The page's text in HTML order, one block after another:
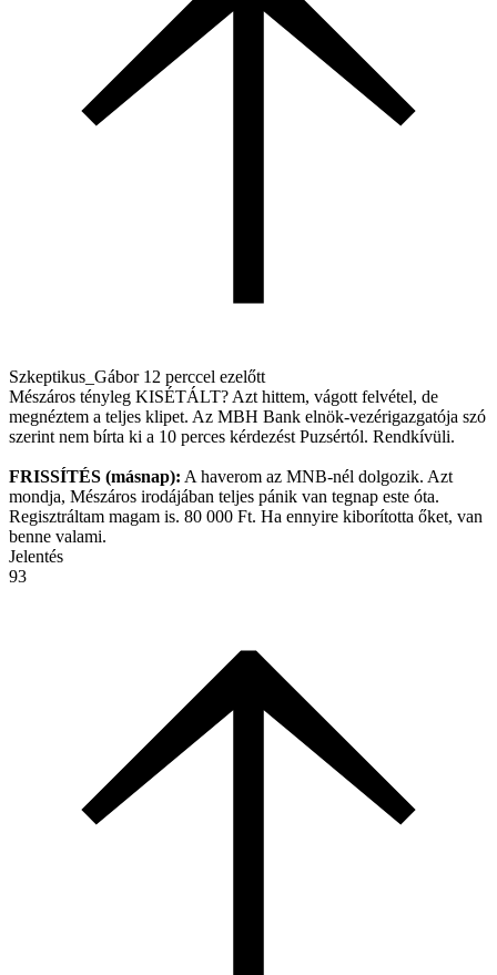
Szkeptikus_Gábor 12 perccel ezelőtt
Mészáros tényleg KISÉTÁLT? Azt hittem, vágott felvétel, de
megnéztem a teljes klipet. Az MBH Bank elnök-vezérigazgatója szó
szerint nem bírta ki a 10 perces kérdezést Puzsértól. Rendkívüli.
FRISSÍTÉS (másnap): A haverom az MNB-nél dolgozik. Azt
mondja, Mészáros irodájában teljes pánik van tegnap este óta.
Regisztráltam magam is. 80 000 Ft. Ha ennyire kiborította őket, van
benne valami.
Jelentés
93